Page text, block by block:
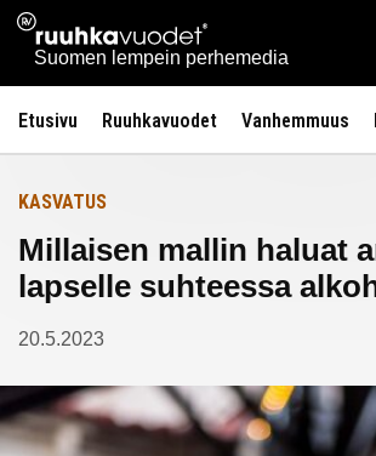
Siirry
sisältöön
Ruuhkavuodet.fi
Suomen lempein perhemedia
Etusivu Ruuhkavuodet Vanhemmuus
Etusivulle
KASVATUS
Millaisen mallin haluat
lapselle suhteessa
20.5.2023